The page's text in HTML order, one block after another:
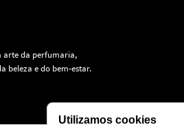
arte da perfumaria,
beleza e do bem-estar.
Utilizamos cookies